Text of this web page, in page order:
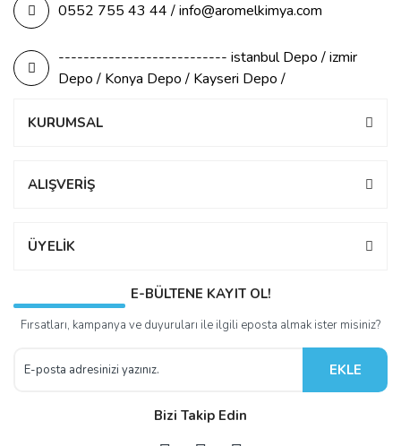
0552 755 43 44 / info@aromelkimya.com
--------------------------- istanbul Depo / izmir
Depo / Konya Depo / Kayseri Depo /
KURUMSAL
ALIŞVERİŞ
ÜYELİK
E-BÜLTENE KAYIT OL!
Fırsatları, kampanya ve duyuruları ile ilgili eposta almak ister misiniz?
EKLE
Bizi Takip Edin